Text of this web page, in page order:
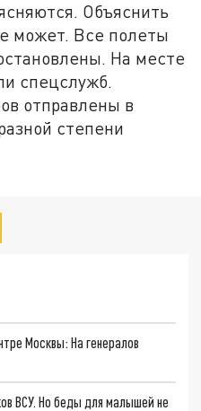
Объяснить
может. Все полеты
На месте
спецслужб.
отправлены в
степени
Москвы: На генералов
ВСУ. Но беды для малышей не